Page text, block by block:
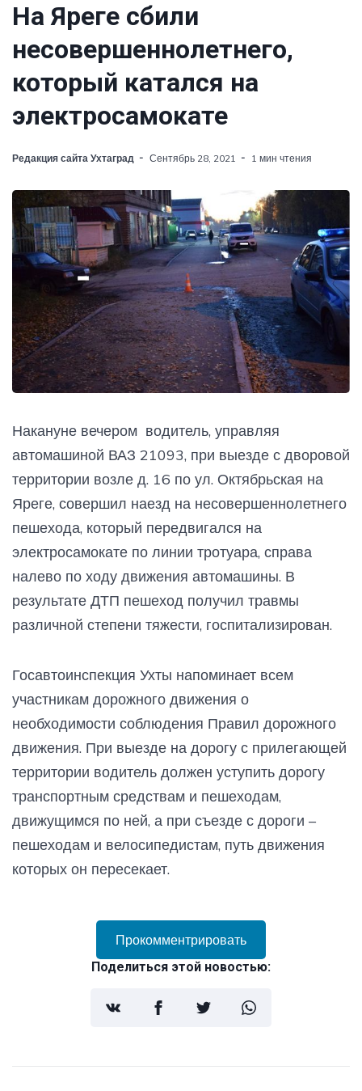
На Яреге сбили
несовершеннолетнего,
который катался на
электросамокате
Редакция сайта Ухтаград Сентябрь 28, 2021 1 мин чтения
Накануне вечером водитель, управляя
автомашиной ВАЗ 21093, при выезде с дворовой
территории возле д. 16 по ул. Октябрьская на
Яреге, совершил наезд на несовершеннолетнего
пешехода, который передвигался на
электросамокате по линии тротуара, справа
налево по ходу движения автомашины. В
результате ДТП пешеход получил травмы
различной степени тяжести, госпитализирован.
Госавтоинспекция Ухты напоминает всем
участникам дорожного движения о
необходимости соблюдения Правил дорожного
движения. При выезде на дорогу с прилегающей
территории водитель должен уступить дорогу
транспортным средствам и пешеходам,
движущимся по ней, а при съезде с дороги –
пешеходам и велосипедистам, путь движения
которых он пересекает.
Прокомментрировать
Поделиться этой новостью: